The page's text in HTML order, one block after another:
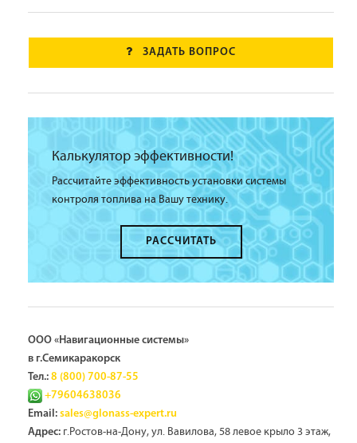
ЗАДАТЬ ВОПРОС
Калькулятор эффективности!
Рассчитайте эффективность установки системы
контроля топлива на Вашу технику.
РАССЧИТАТЬ
ООО «Навигационные системы»
в г.Семикаракорск
Тел.: 8 (800) 700-87-55
+79604638036
Email: sales@glonass-expert.ru
Адрес: г.Ростов-на-Дону, ул. Вавилова, 58 левое крыло 3 этаж,